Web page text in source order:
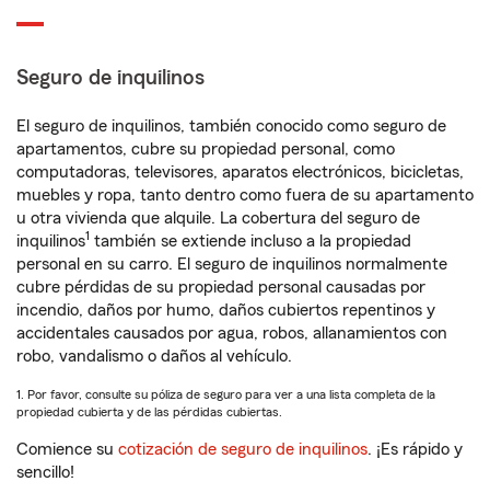
Seguro de inquilinos
El seguro de inquilinos, también conocido como seguro de
apartamentos, cubre su propiedad personal, como
computadoras, televisores, aparatos electrónicos, bicicletas,
muebles y ropa, tanto dentro como fuera de su apartamento
u otra vivienda que alquile. La cobertura del seguro de
inquilinos1 también se extiende incluso a la propiedad
personal en su carro. El seguro de inquilinos normalmente
cubre pérdidas de su propiedad personal causadas por
incendio, daños por humo, daños cubiertos repentinos y
accidentales causados por agua, robos, allanamientos con
robo, vandalismo o daños al vehículo.
1. Por favor, consulte su póliza de seguro para ver a una lista completa de la
propiedad cubierta y de las pérdidas cubiertas.
Comience su cotización de seguro de inquilinos. ¡Es rápido y
sencillo!